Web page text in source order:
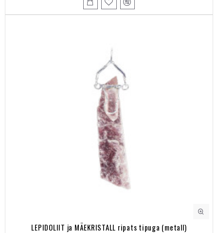
LEPIDOLIIT ja MÄEKRISTALL ripats tipuga (metall)